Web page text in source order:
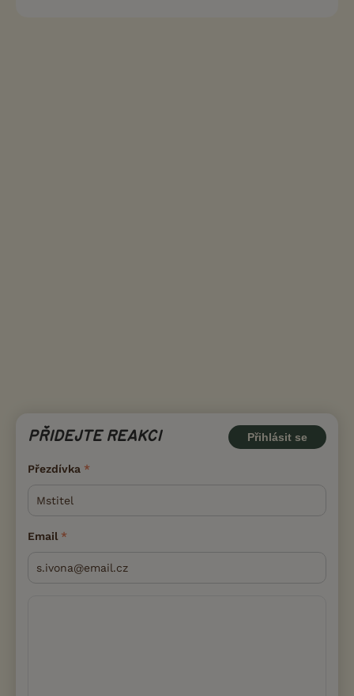
PŘIDEJTE REAKCI Přihlásit se
Přezdívka
Email